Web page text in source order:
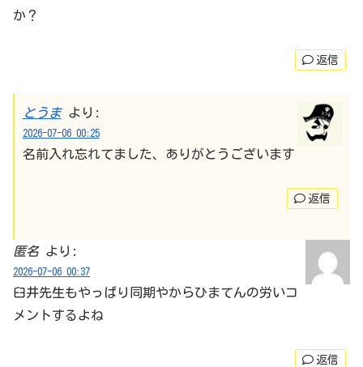
か？
返信
とうま より:
2026-07-06 00:25
名前入れ忘れてました、ありがとうございます
返信
匿名 より:
2026-07-06 00:37
臼井先生もやっぱり同期やからひまてんの労いコ
メントするよね
返信